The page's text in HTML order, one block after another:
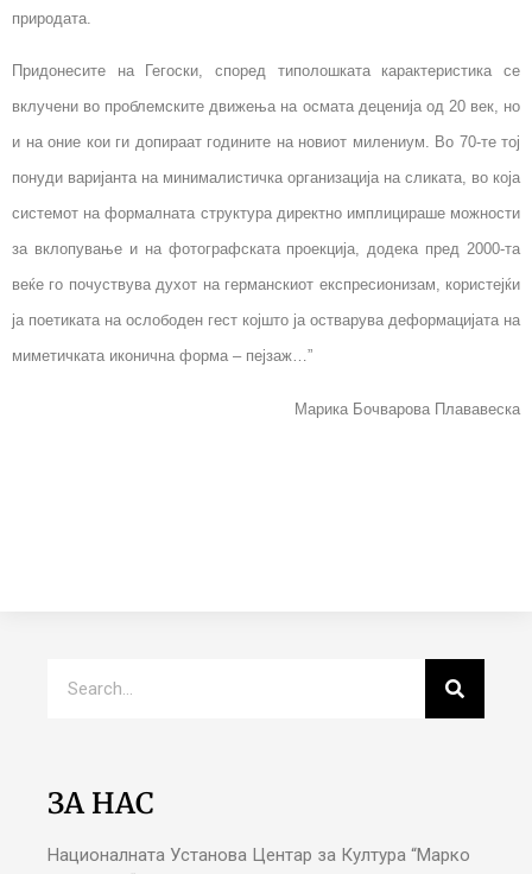
природата.
Придонесите на Гегоски, според типолошката карактеристика се
вклучени во проблемските движења на осмата деценија од 20 век, но
и на оние кои ги допираат годините на новиот милениум. Во 70-те тој
понуди варијанта на минималистичка организација на сликата, во која
системот на формалната структура директно имплицираше можности
за вклопување и на фотографската проекција, додека пред 2000-та
веќе го почуствува духот на германскиот експресионизам, користејќи
ја поетиката на ослободен гест којшто ја остварува деформацијата на
миметичката иконична форма – пејзаж…”
Марика Бочварова Плававеска
ЗА НАС
Националната Установа Центар за Култура “Марко